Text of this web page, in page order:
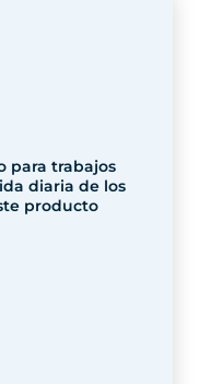
para trabajos
diaria de los
producto